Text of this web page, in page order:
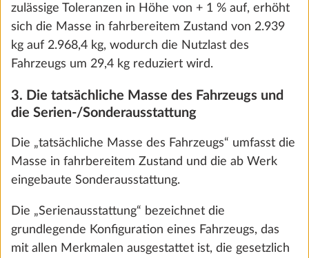
Heizung, Klima
zulässige Toleranzen in Höhe von + 1 % auf, erhöht
sich die Masse in fahrbereitem Zustand von 2.939
kg auf 2.968,4 kg, wodurch die Nutzlast des
Fahrzeugs um 29,4 kg reduziert wird.
3. Die tatsächliche Masse des Fahrzeugs und
die Serien-/Sonderausstattung
Die „tatsächliche Masse des Fahrzeugs“ umfasst die
Masse in fahrbereitem Zustand und die ab Werk
eingebaute Sonderausstattung.
Die „Serienausstattung“ bezeichnet die
grundlegende Konfiguration eines Fahrzeugs, das
mit allen Merkmalen ausgestattet ist, die gesetzlich